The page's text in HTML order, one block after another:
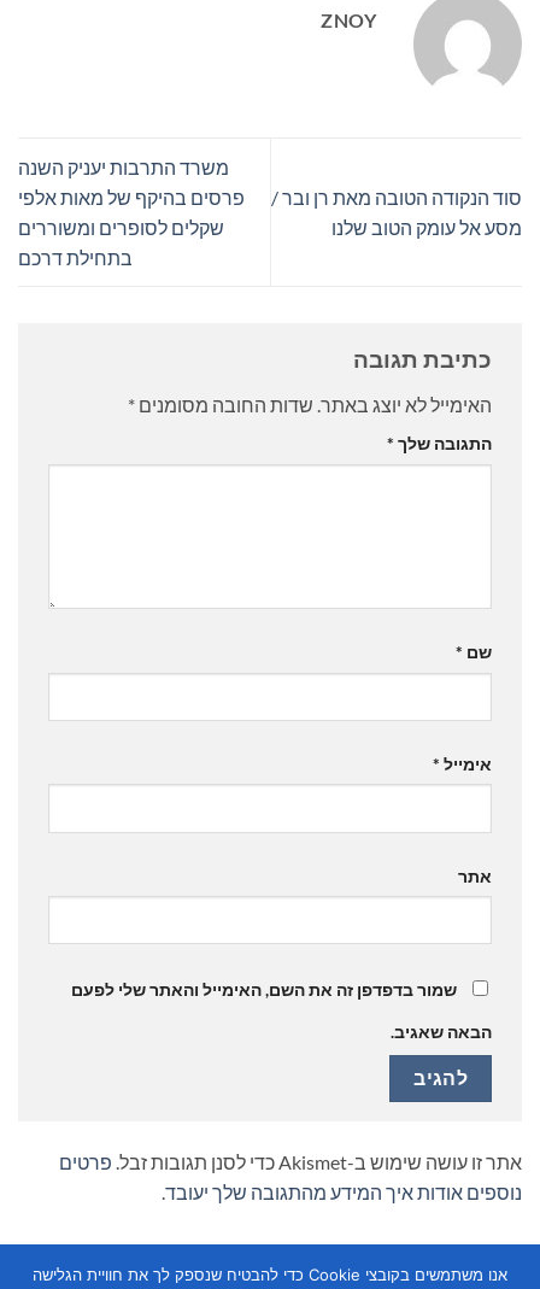
ZNOY
סוד הנקודה הטובה מאת רן ובר /
מסע אל עומק הטוב שלנו
משרד התרבות יעניק השנה
פרסים בהיקף של מאות אלפי
שקלים לסופרים ומשוררים
בתחילת דרכם
כתיבת תגובה
האימייל לא יוצג באתר. שדות החובה מסומנים *
התגובה שלך *
שם *
אימייל *
אתר
שמור בדפדפן זה את השם, האימייל והאתר שלי לפעם
הבאה שאגיב.
אתר זו עושה שימוש ב-Akismet כדי לסנן תגובות זבל.
פרטים
נוספים אודות איך המידע מהתגובה שלך יעובד
אנו משתמשים בקובצי Cookie כדי להבטיח שנספק לך את חוויית הגלישה